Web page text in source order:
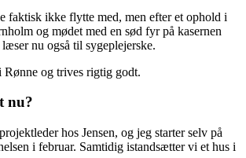
faktisk ikke flytte med, men efter et ophold i
og mødet med en sød fyr på kasernen
nu også til sygeplejerske.
og trives rigtig godt.
nu?
hos Jensen, og jeg starter selv på
i februar. Samtidig istandsætter vi et hus i